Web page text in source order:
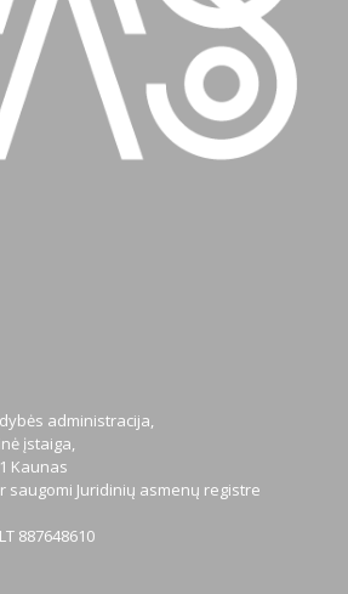
administracija,
įstaiga,
Kaunas
saugomi Juridinių asmenų registre
LT 887648610